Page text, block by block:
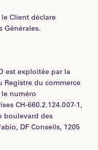
Client déclare
Générales.
est exploitée par la
Registre du commerce
numéro
CH-660.2.124.007-1,
boulevard des
DF Conseils, 1205